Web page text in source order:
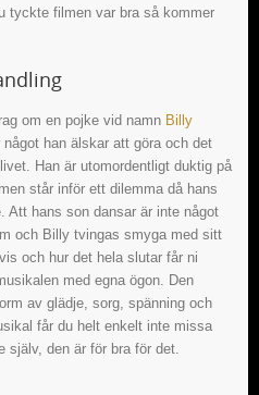
tyckte filmen var bra så kommer
om en pojke vid namn Billy
han älskar att göra och det
Han är utomordentligt duktig på
står inför ett dilemma då hans
hans son dansar är inte något
och Billy tvingas smyga med sitt
och hur det hela slutar får ni
med egna ögon. Den
av glädje, sorg, spänning och
får du helt enkelt inte missa
själv, den är för bra för det.